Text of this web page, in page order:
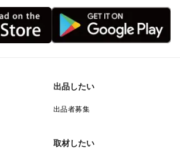
出品したい
出品者募集
取材したい